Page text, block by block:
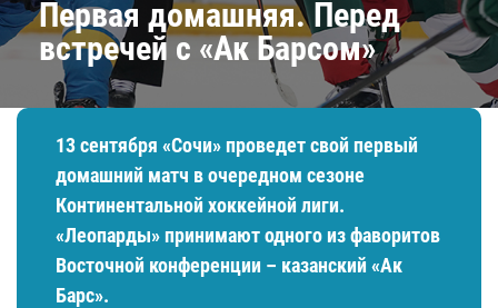
Первая домашняя. Перед
встречей с «Ак Барсом»
13 сентября «Сочи» проведет свой первый
домашний матч в очередном сезоне
Континентальной хоккейной лиги.
«Леопарды» принимают одного из фаворитов
Восточной конференции – казанский «Ак
Барс».